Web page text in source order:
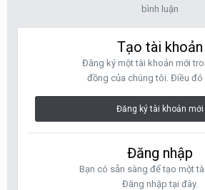
bình luận
Tạo tài khoản
Đăng ký một tài khoản mới
đồng của chúng tôi. Điều đó
Đăng ký tài khoản mới
Đăng nhập
Bạn có sẵn sàng để tạo một
Đăng nhập tại đây.